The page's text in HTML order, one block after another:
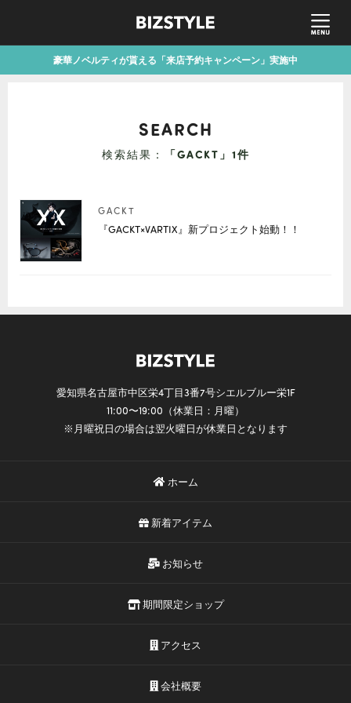
豪華ノベルティが貰える「来店予約キャンペーン」実施中
SEARCH
検索結果： 「GACKT」1件
GACKT
『GACKT×VARTIX』新プロジェクト始動！！
愛知県名古屋市中区栄4丁目3番7号シエルブルー栄1F
11:00〜19:00（休業日：月曜）
※月曜祝日の場合は翌火曜日が休業日となります
ホーム
新着アイテム
お知らせ
期間限定ショップ
アクセス
会社概要